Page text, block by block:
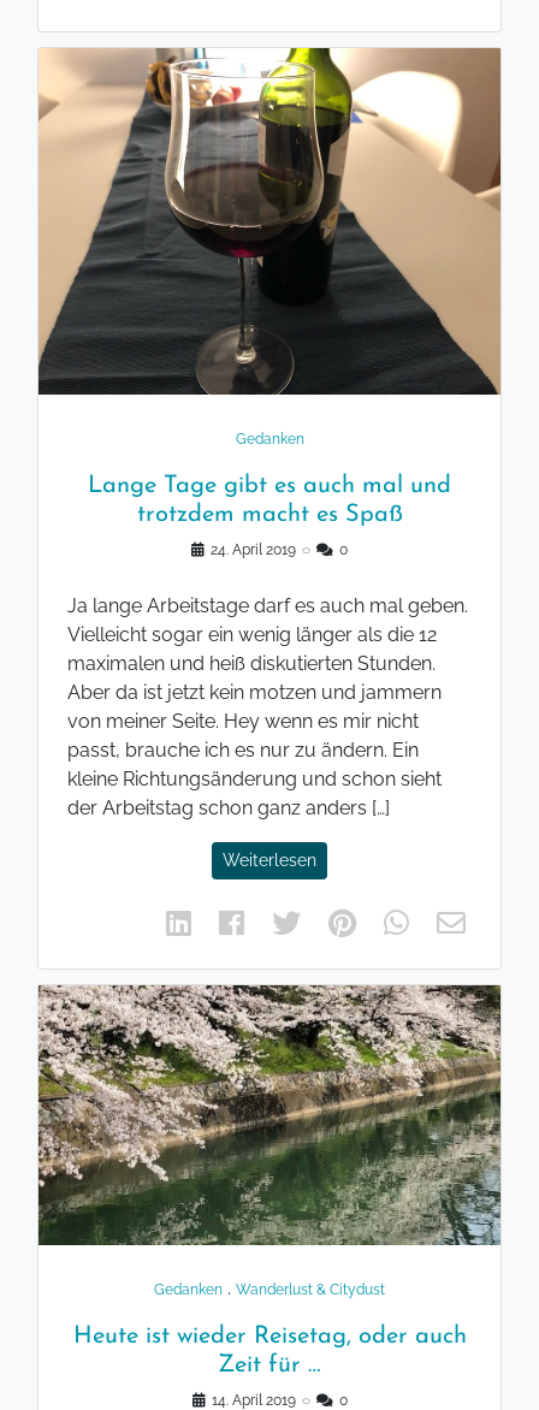
Gedanken
Lange Tage gibt es auch mal und
trotzdem macht es Spaß
24. April 2019 ◌ 0
Ja lange Arbeitstage darf es auch mal geben.
Vielleicht sogar ein wenig länger als die 12
maximalen und heiß diskutierten Stunden.
Aber da ist jetzt kein motzen und jammern
von meiner Seite. Hey wenn es mir nicht
passt, brauche ich es nur zu ändern. Ein
kleine Richtungsänderung und schon sieht
der Arbeitstag schon ganz anders […]
Weiterlesen
Gedanken . Wanderlust & Citydust
Heute ist wieder Reisetag, oder auch
Zeit für …
14. April 2019 ◌ 0